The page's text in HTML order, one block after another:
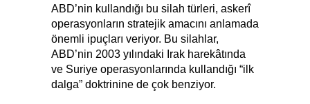
ABD’nin kullandığı bu silah türleri, askerî
operasyonların stratejik amacını anlamada
önemli ipuçları veriyor. Bu silahlar,
ABD’nin 2003 yılındaki Irak harekâtında
ve Suriye operasyonlarında kullandığı “ilk
dalga” doktrinine de çok benziyor.